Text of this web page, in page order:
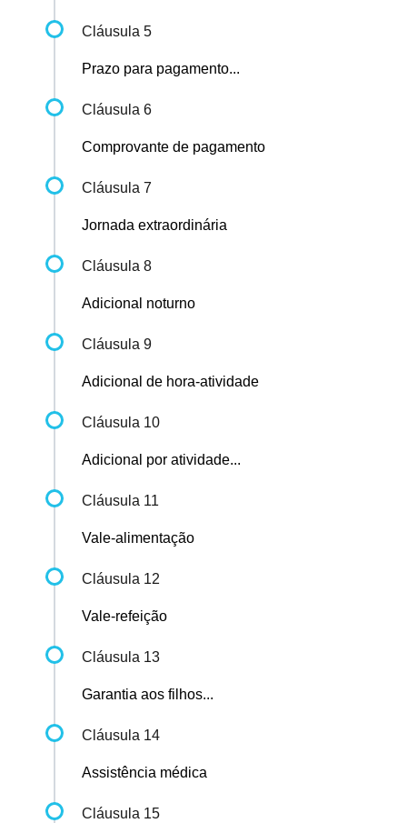
Cláusula 5
Prazo para pagamento...
Cláusula 6
Comprovante de pagamento
Cláusula 7
Jornada extraordinária
Cláusula 8
Adicional noturno
Cláusula 9
Adicional de hora-atividade
Cláusula 10
Adicional por atividade...
Cláusula 11
Vale-alimentação
Cláusula 12
Vale-refeição
Cláusula 13
Garantia aos filhos...
Cláusula 14
Assistência médica
Cláusula 15